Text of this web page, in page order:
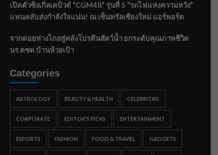
เปิดตัวซิงเกิลเดบิวต์ “CGM48” รุ่นที่ 5 “รถไฟแห่งความหวัง”
แฟนคลับส่งกำลังใจแน่น! ณ เซ็นทรัลเชียงใหม่ แอร์พอร์ต
จากดอยห่างไกลสู่คลังโปรตีนสัตว์น้ำ ยกระดับคุณภาพชีวิต
นร.ตชด.บ้านห้วยเป้า
Categories
ASTROLOGY BEAUTY & HEALTH CELEBRITIES
CORPORATE EDITOR'S PICKS ENTERTAINMENT
ESPORTS FASHION FOOD & TRAVEL GADGETS